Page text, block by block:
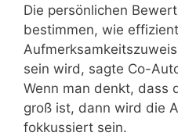
Die persönlichen
bestimmen, wie
sein wird, sagte Co-
Wenn man denkt, dass
groß ist, dann wird die
fokkussiert sein.